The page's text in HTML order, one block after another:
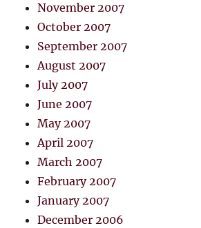
November 2007
October 2007
September 2007
August 2007
July 2007
June 2007
May 2007
April 2007
March 2007
February 2007
January 2007
December 2006